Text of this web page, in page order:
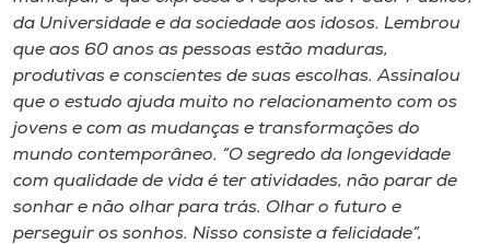
A+
A-
da Universidade e da sociedade aos idosos. Lembrou
que aos 60 anos as pessoas estão maduras,
produtivas e conscientes de suas escolhas. Assinalou
que o estudo ajuda muito no relacionamento com os
jovens e com as mudanças e transformações do
mundo contemporâneo. “O segredo da longevidade
com qualidade de vida é ter atividades, não parar de
sonhar e não olhar para trás. Olhar o futuro e
perseguir os sonhos. Nisso consiste a felicidade”,